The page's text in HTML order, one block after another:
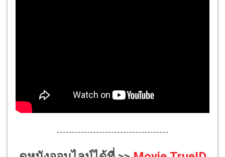
-------------------------------------